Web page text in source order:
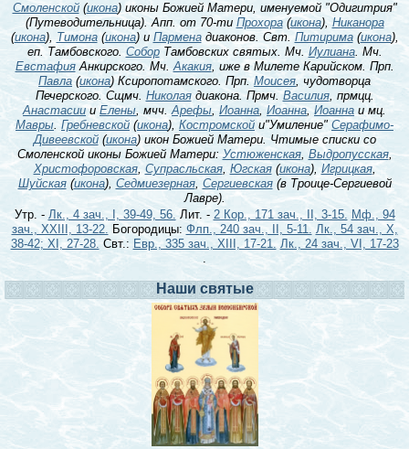
Смоленской(икона) иконы Божией Матери, именуемой "Одигитрия"
(Путеводительница). Апп. от 70-ти Прохора(икона), Никанора
(икона), Тимона(икона) и Парменадиаконов. Свт. Питирима(икона),
еп. Тамбовского. СоборТамбовских святых. Мч. Иулиана. Мч.
ЕвстафияАнкирского. Мч.Акакия, иже в Милете Карийском. Прп.
Павла (икона) Ксиропотамского. Прп. Моисея, чудотворца
Печерского. Сщмч. Николаядиакона. Прмч.Василия, прмцц.
Анастасиии Елены, мчч.Арефы, Иоанна,Иоанна, Иоанна и мц.
Мавры. Гребневской (икона), Костромской и"Умиление" Серафимо-
Дивеевской(икона) икон Божией Матери. Чтимые списки со
Смоленской иконы Божией Матери:Устюженская, Выдропусская,
Христофоровская, Супрасльская, Югская(икона), Игрицкая,
Шуйская(икона), Седмиезерная, Сергиевская(в Троице-Сергиевой
Лавре).
Утр. - Лк., 4 зач., I, 39-49, 56. Лит. - 2 Кор., 171 зач., II, 3-15. Мф., 94
зач., XXIII, 13-22. Богородицы: Флп., 240 зач., II, 5-11. Лк., 54 зач., X,
38-42; XI, 27-28. Свт.: Евр., 335 зач., XIII, 17-21. Лк., 24 зач., VI, 17-23
.
Наши святые